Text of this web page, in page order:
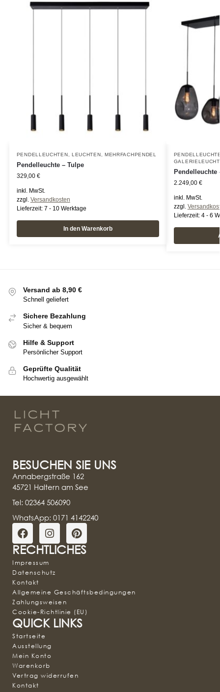
PENDELLEUCHTEN LEUCHTEN MEHRFACHPENDEL
Pendelleuchte – Tulpe
329,00 €
inkl. MwSt.
zzgl. Versandkosten
Lieferzeit: 7 - 10 Werktage
In den Warenkorb
Pendelleuchte
2.249,00 €
inkl. MwSt.
zzgl.
Lieferzeit: 4 - 6
Versand ab 8,90 €
Schnell geliefert
Sichere Bezahlung
Sicher & bequem
Hilfe & Support
Persönlicher Support
Geprüfte Qualität
Hochwertig ausgewählt
BESUCHEN SIE UNS
Annabergstraße 162
45721 Haltern am See
Tel: 02364 506090
WhatsApp: 0171 4142240
RECHTLICHES
Impressum
Datenschutz
Kontakt
Allgemeine Geschäftsbedingungen
Zahlungsweisen
Cookie-Richtlinie (EU)
QUICK LINKS
Startseite
Ausstellung
Mein Konto
Warenkorb
Vertrag widerrufen
Kontakt